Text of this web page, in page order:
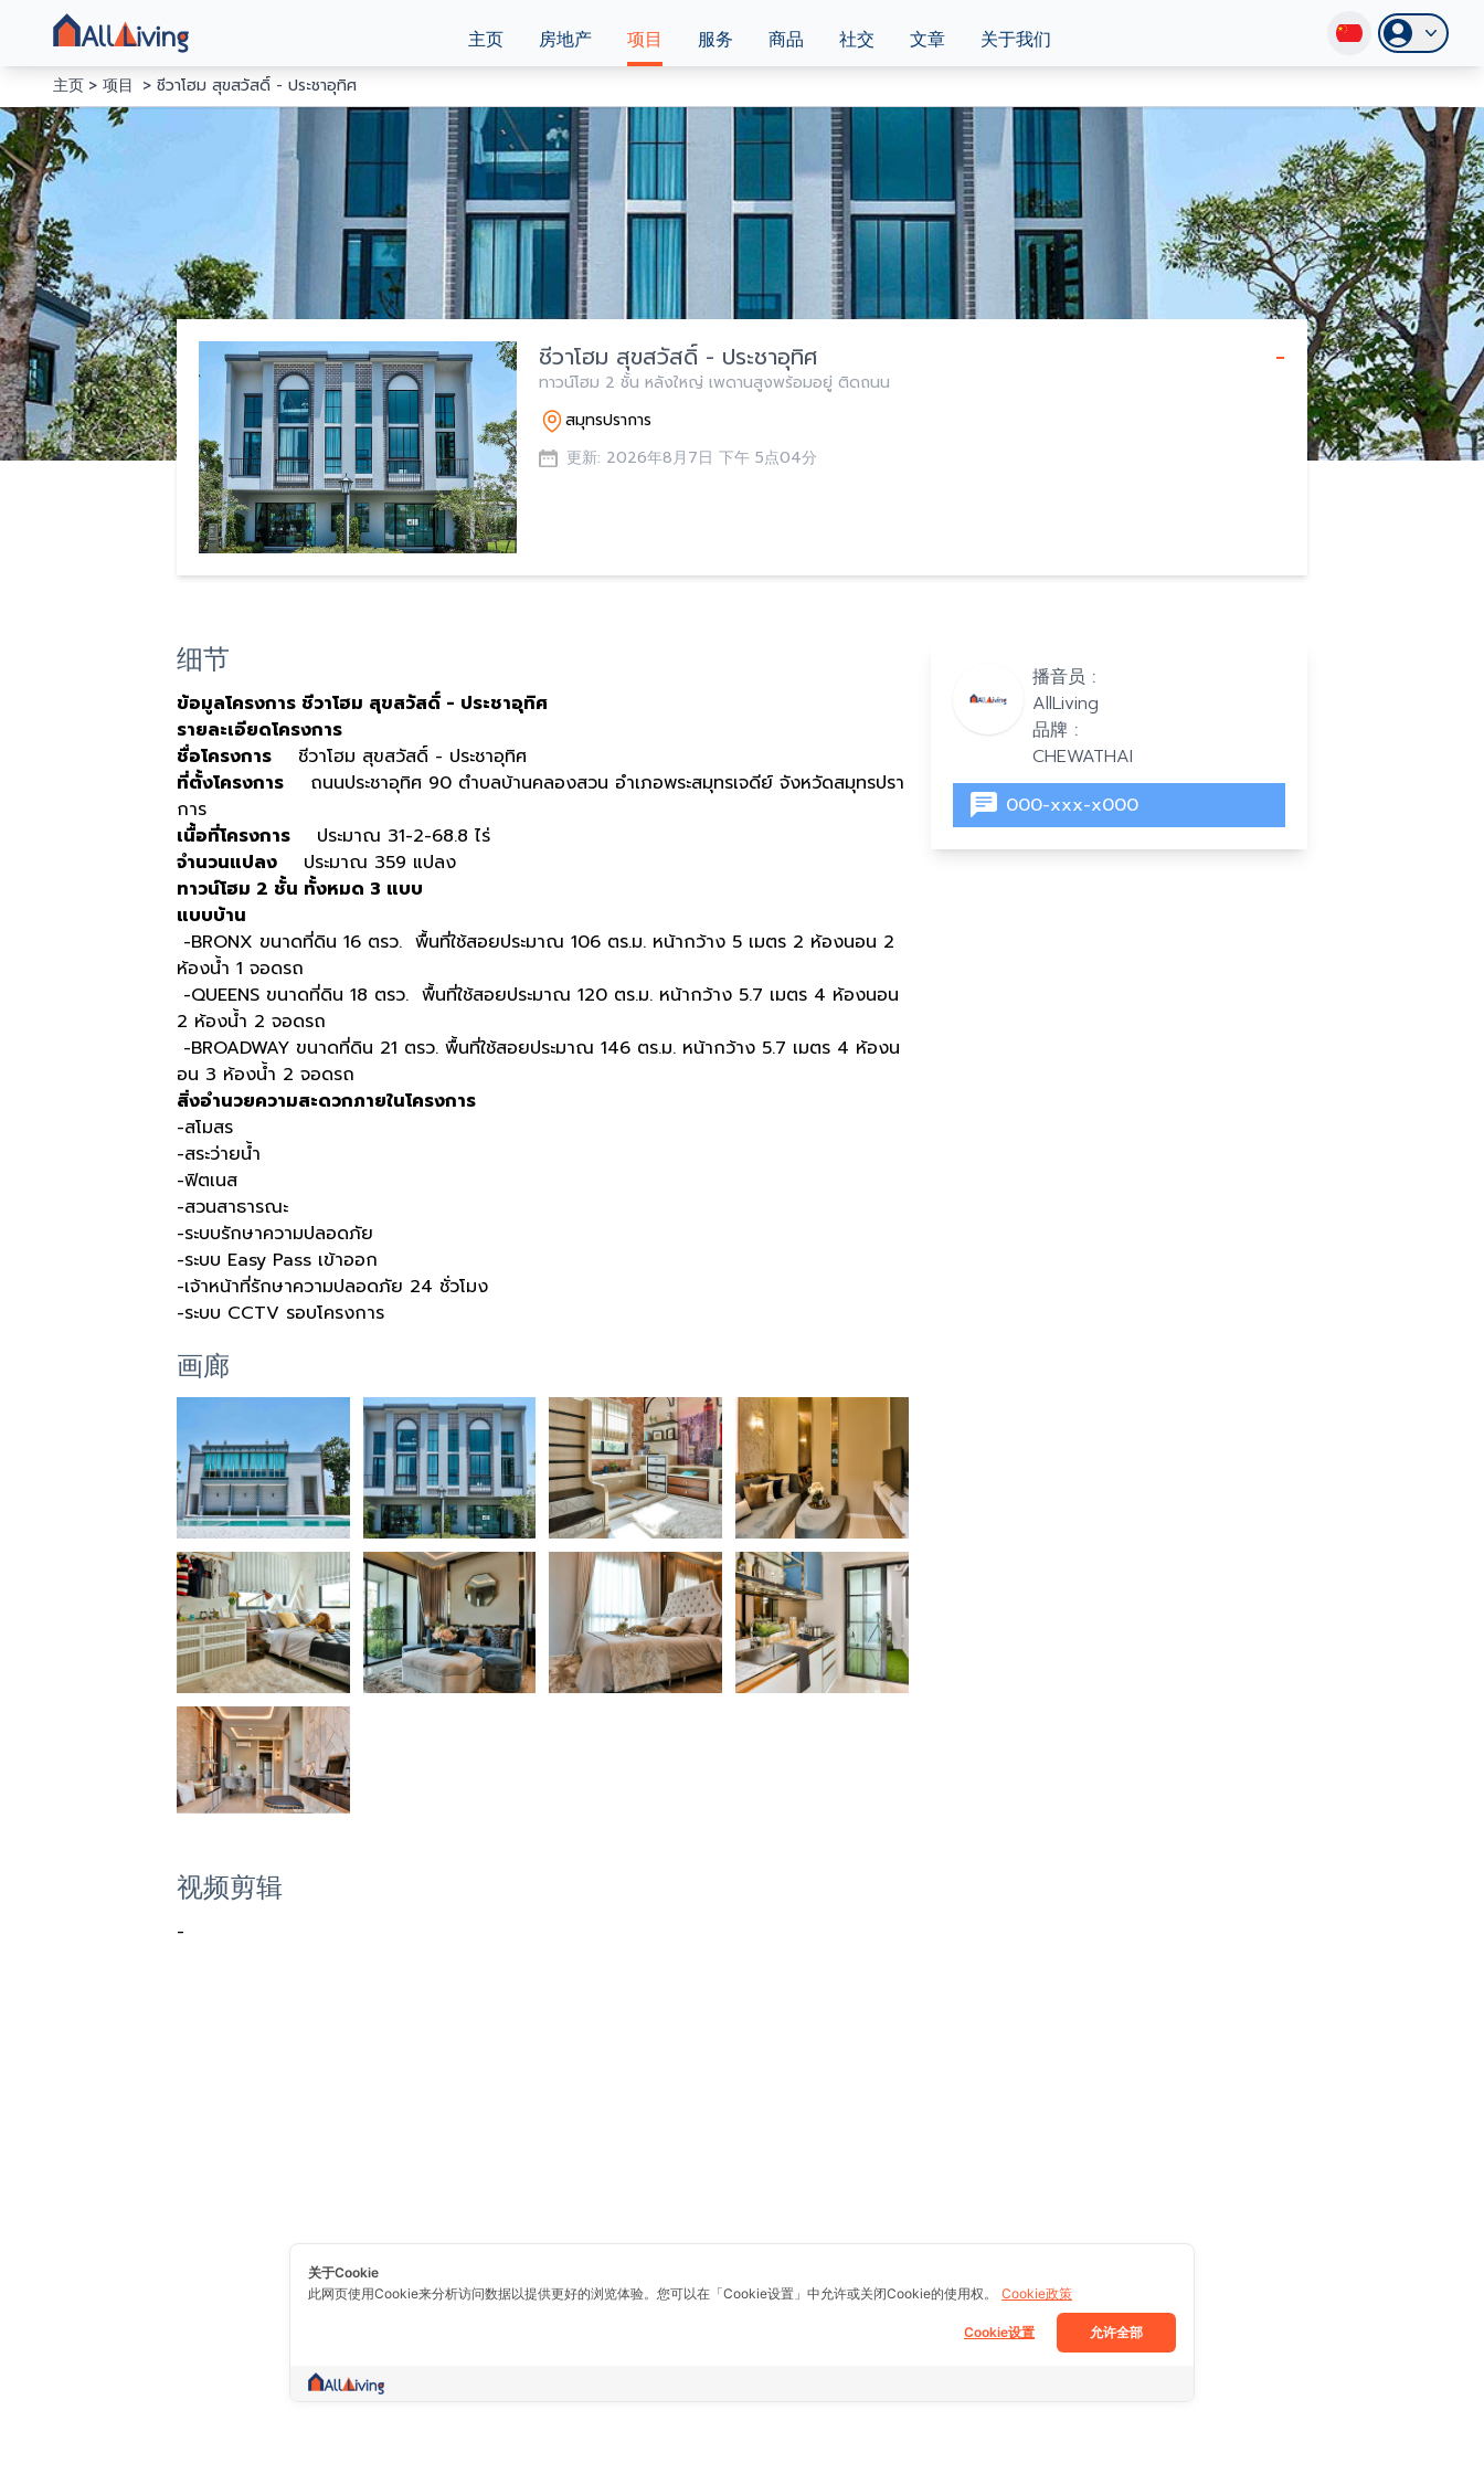
主页 房地产 项目 服务 商品 社交 文章 关于我们
主页 项目 ชีวาโฮม สุขสวัสดิ์ - ประชาอุทิศ
-
ชีวาโฮม สุขสวัสดิ์ - ประชาอุทิศ
ทาวน์โฮม 2 ชั้น หลังใหญ่ เพดานสูงพร้อมอยู่ ติดถนน
สมุทรปราการ
更新: 2026年8月7日 下午 5点04分
细节
ข้อมูลโครงการ ชีวาโฮม สุขสวัสดิ์ - ประชาอุทิศ
รายละเอียดโครงการ
ชื่อโครงการ ชีวาโฮม สุขสวัสดิ์ - ประชาอุทิศ
ที่ตั้งโครงการ ถนนประชาอุทิศ 90 ตำบลบ้านคลองสวน อำเภอพระสมุทรเจดีย์ จังหวัดสมุทรปรา
การ
เนื้อที่โครงการ ประมาณ 31-2-68.8 ไร่
จำนวนแปลง ประมาณ 359 แปลง
ทาวน์โฮม 2 ชั้น ทั้งหมด 3 แบบ
แบบบ้าน
-BRONX ขนาดที่ดิน 16 ตรว. พื้นที่ใช้สอยประมาณ 106 ตร.ม. หน้ากว้าง 5 เมตร 2 ห้องนอน 2
ห้องน้ำ 1 จอดรถ
-QUEENS ขนาดที่ดิน 18 ตรว. พื้นที่ใช้สอยประมาณ 120 ตร.ม. หน้ากว้าง 5.7 เมตร 4 ห้องนอน
2 ห้องน้ำ 2 จอดรถ
-BROADWAY ขนาดที่ดิน 21 ตรว. พื้นที่ใช้สอยประมาณ 146 ตร.ม. หน้ากว้าง 5.7 เมตร 4 ห้องน
อน 3 ห้องน้ำ 2 จอดรถ
สิ่งอำนวยความสะดวกภายในโครงการ
-สโมสร
-สระว่ายน้ำ
-ฟิตเนส
-สวนสาธารณะ
-ระบบรักษาความปลอดภัย
-ระบบ Easy Pass เข้าออก
-เจ้าหน้าที่รักษาความปลอดภัย 24 ชั่วโมง
-ระบบ CCTV รอบโครงการ
画廊
视频剪辑
-
播音员 :
AllLiving
品牌 :
CHEWATHAI
000-xxx-x000
关于Cookie
此网页使用Cookie来分析访问数据以提供更好的浏览体验。您可以在「Cookie设置」中允许或关闭Cookie的使用权。
Cookie政策
允许全部
Cookie设置